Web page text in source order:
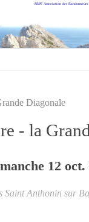
ARPF Association des Randonneurs
Diagonale
- la
12 oct.
Saint Anthonin sur